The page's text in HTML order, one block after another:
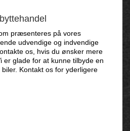
præsenteres på vores
udvendige og indvendige
os, hvis du ønsker mere
er glade for at kunne tilbyde en
Kontakt os for yderligere